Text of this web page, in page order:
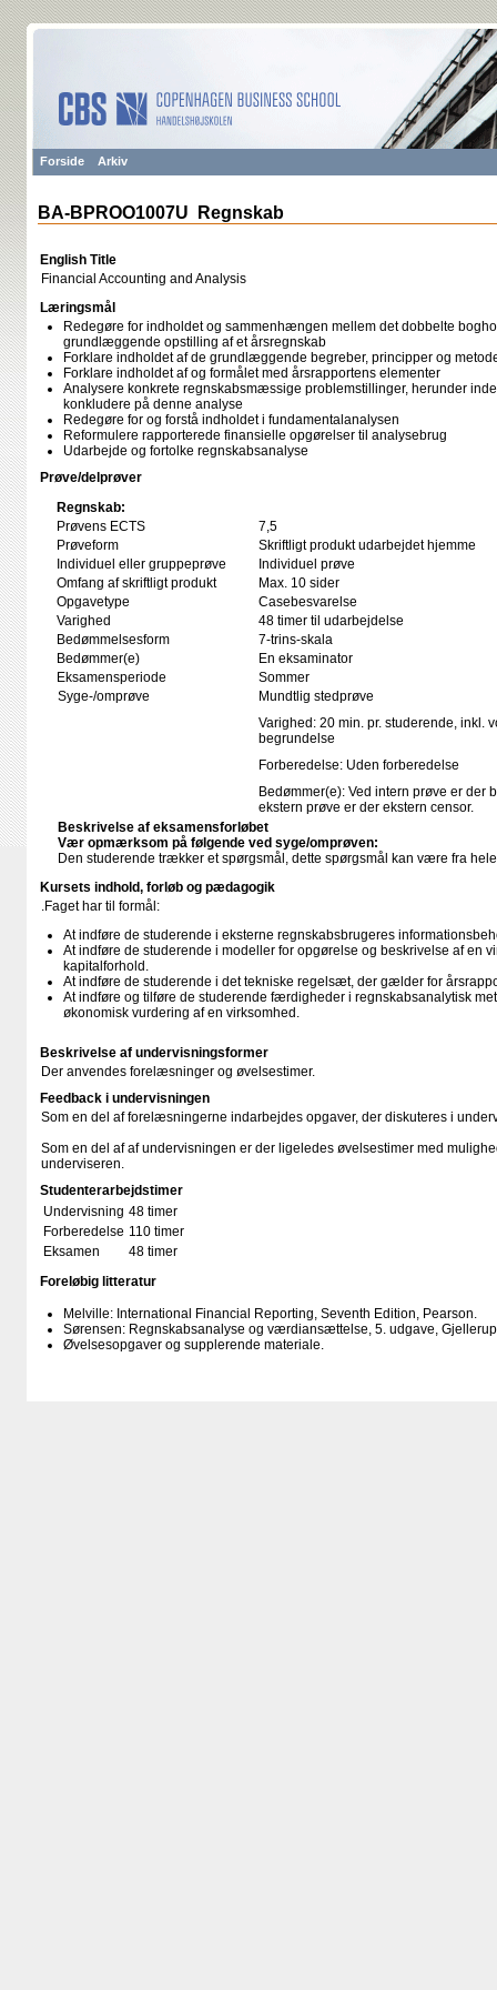
Forside Arkiv
BA-BPROO1007U Regnskab
English Title
Financial Accounting and Analysis
Læringsmål
Redegøre for indholdet og sammenhængen mellem det dobbelte
grundlæggende opstilling af et årsregnskab
Forklare indholdet af de grundlæggende begreber, principper og
Forklare indholdet af og formålet med årsrapportens elementer
Analysere konkrete regnskabsmæssige problemstillinger, herunder
konkludere på denne analyse
Redegøre for og forstå indholdet i fundamentalanalysen
Reformulere rapporterede finansielle opgørelser til analysebrug
Udarbejde og fortolke regnskabsanalyse
Prøve/delprøver
Regnskab:
Prøvens ECTS
7,5
Prøveform
Skriftligt produkt udarbejdet hjemme
Individuel eller gruppeprøve
Individuel prøve
Omfang af skriftligt produkt
Max. 10 sider
Opgavetype
Casebesvarelse
Varighed
48 timer til udarbejdelse
Bedømmelsesform
7-trins-skala
Bedømmer(e)
En eksaminator
Eksamensperiode
Sommer
Syge-/omprøve
Mundtlig stedprøve
Varighed: 20 min. pr. studerende, inkl.
begrundelse
Forberedelse: Uden forberedelse
Bedømmer(e): Ved intern prøve er der
ekstern prøve er der ekstern censor.
Beskrivelse af eksamensforløbet
Vær opmærksom på følgende ved syge/omprøven:
Den studerende trækker et spørgsmål, dette spørgsmål kan være fra
Kursets indhold, forløb og pædagogik
.Faget har til formål:
At indføre de studerende i eksterne regnskabsbrugeres
At indføre de studerende i modeller for opgørelse og beskrivelse af en
kapitalforhold.
At indføre de studerende i det tekniske regelsæt, der gælder for
At indføre og tilføre de studerende færdigheder i regnskabsanalytisk
økonomisk vurdering af en virksomhed.
Beskrivelse af undervisningsformer
Der anvendes forelæsninger og øvelsestimer.
Feedback i undervisningen
Som en del af forelæsningerne indarbejdes opgaver, der diskuteres i
Som en del af af undervisningen er der ligeledes øvelsestimer med
underviseren.
Studenterarbejdstimer
Undervisning 48 timer
Forberedelse 110 timer
Eksamen
48 timer
Foreløbig litteratur
Melville: International Financial Reporting, Seventh Edition, Pearson.
Sørensen: Regnskabsanalyse og værdiansættelse, 5. udgave, Gjellerup
Øvelsesopgaver og supplerende materiale.